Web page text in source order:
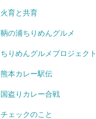
火育と共育
鞆の浦ちりめんグルメ
ちりめんグルメプロジェクト
熊本カレー駅伝
国盗りカレー合戦
チェックのこと